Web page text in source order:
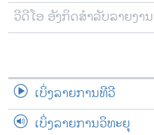
ວີດີໂອ ອັງກິດສຳລັບລາຍງານ
ເບິ່ງລາຍການທີວີ
ເບິ່ງລາຍການວິທະຍຸ